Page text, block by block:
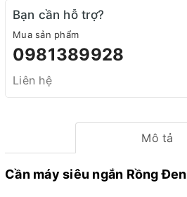
Bạn cần hỗ trợ?
Mua sản phẩm
0981389928
Liên hệ
Mô tả
Cần máy siêu ngắn Rồng Đen